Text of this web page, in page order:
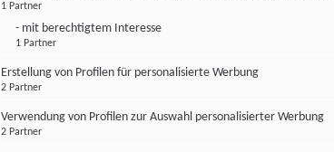
1 Partner
- mit berechtigtem Interesse
1 Partner
Erstellung von Profilen für personalisierte Werbung
2 Partner
Verwendung von Profilen zur Auswahl personalisierter Werbung
2 Partner